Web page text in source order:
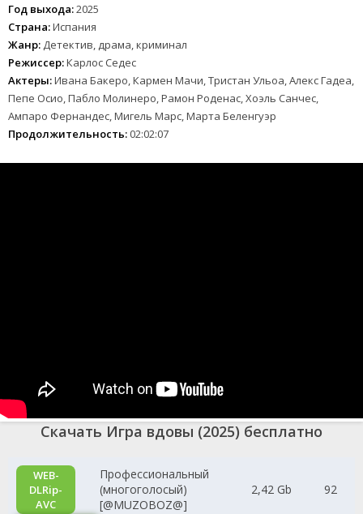
Год выхода:2025
Страна:Испания
Жанр: Детектив, драма, криминал
Режиссер:Карлос Седес
Актеры:Ивана Бакеро, Кармен Мачи, Тристан Ульоа, Алекс Гадеа,
Пепе Осио, Пабло Молинеро, Рамон Роденас, Хоэль Санчес,
Ампаро Фернандес, Мигель Марс, Марта Беленгуэр
Продолжительность:02:02:07
Скачать Игра вдовы (2025) бесплатно
WEB-
DLRip-
AVC
Профессиональный
(многоголосый)
[@MUZOBOZ@]
2,42 Gb 92